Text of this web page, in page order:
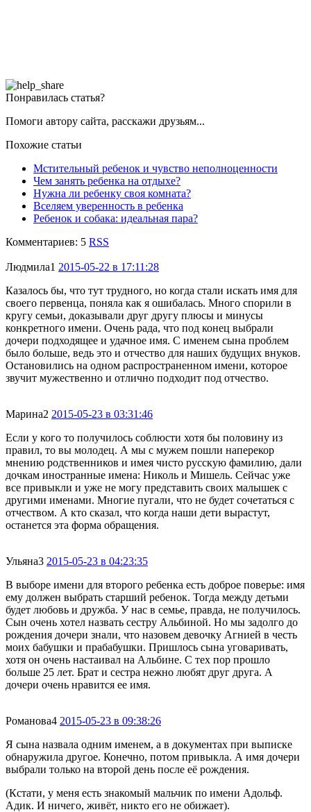
Понравилась статья?
Помоги автору сайта, расскажи друзьям...
Похожие статьи
Мстительный ребенок и чувство неполноценности
Чем занять ребенка на отдыхе?
Нужна ли ребенку своя комната?
Вселяем уверенность в ребенка
Ребенок и собака: идеальная пара?
Комментариев: 5 RSS
Людмила1 2015-05-22 в 17:11:28
Казалось бы, что тут трудного, но когда стали искать имя для
своего первенца, поняла как я ошибалась. Много спорили в
кругу семьи, доказывали друг другу плюсы и минусы
конкретного имени. Очень рада, что под конец выбрали
дочери подходящее и удачное имя. С именем сына проблем
было больше, ведь это и отчество для наших будущих внуков.
Остановились на одном распространенном имени, которое
звучит мужественно и отлично подходит под отчество.
Марина2 2015-05-23 в 03:31:46
Если у кого то получилось соблюсти хотя бы половину из
правил, то вы молодец. А мы с мужем пошли наперекор
мнению родственников и имея чисто русскую фамилию, дали
дочкам иностранные имена: Николь и Мишель. Сейчас уже
все привыкли и уже не могу представить своих малышек с
другими именами. Многие пугали, что не будет сочетаться с
отчеством. А кто сказал, что когда наши дети вырастут,
останется эта форма обращения.
Ульяна3 2015-05-23 в 04:23:35
В выборе имени для второго ребенка есть доброе поверье: имя
ему должен выбрать старший ребенок. Тогда между детьми
будет любовь и дружба. У нас в семье, правда, не получилось.
Сын очень хотел назвать сестру Альбиной. Но мы задолго до
рождения дочери знали, что назовем девочку Агнией в честь
моих бабушки и прабабушки. Пришлось сына уговаривать,
хотя он очень настаивал на Альбине. С тех пор прошло
больше 25 лет. Брат и сестра нежно любят друг друга. А
дочери очень нравится ее имя.
Романова4 2015-05-23 в 09:38:26
Я сына назвала одним именем, а в документах при выписке
обнаружила другое. Конечно, потом привыкла. А имя дочери
выбрали только на второй день после её рождения.
(Кстати, у меня есть знакомый мальчик по имени Адольф.
Адик. И ничего, живёт, никто его не обижает).